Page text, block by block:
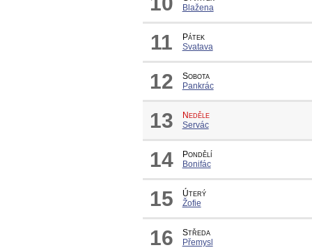
Blažena
11
Pátek
Svatava
12
Sobota
Pankrác
13
Neděle
Servác
14
Pondělí
Bonifác
15
Úterý
Žofie
16
Středa
Přemysl